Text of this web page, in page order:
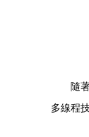
隨
多線程